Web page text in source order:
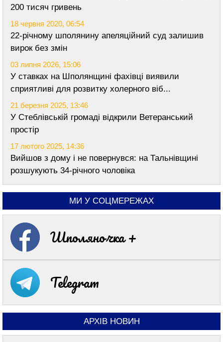
200 тисяч гривень
18 червня 2020, 06:54
22-річному шполянину апеляційний суд залишив
вирок без змін
03 липня 2026, 15:06
У ставках на Шполянщині фахівці виявили
сприятливі для розвитку холерного віб...
21 березня 2025, 13:46
У Стеблівській громаді відкрили Ветеранський
простір
17 лютого 2025, 14:36
Вийшов з дому і не повернувся: на Тальнівщині
розшукують 34-річного чоловіка
МИ У СОЦМЕРЕЖАХ
Шполяночка +
Telegram
АРХІВ НОВИН